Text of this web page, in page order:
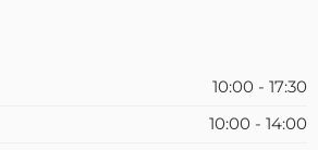
10:00 - 17:30
10:00 - 14:00